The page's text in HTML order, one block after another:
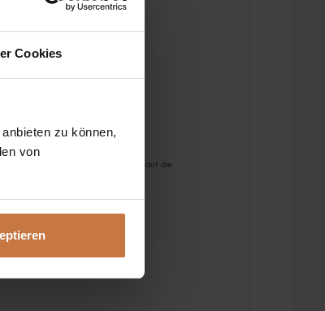
Cookies
zu können,
von
Heilversprechen und beziehen sich auf die